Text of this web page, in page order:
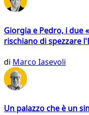
Giorgia e Pedro, i due
rischiano di spezzare
di Marco Iasevoli
Un palazzo che è un